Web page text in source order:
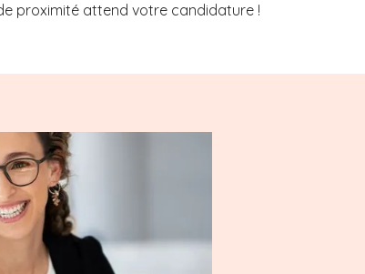
proximité attend votre candidature !